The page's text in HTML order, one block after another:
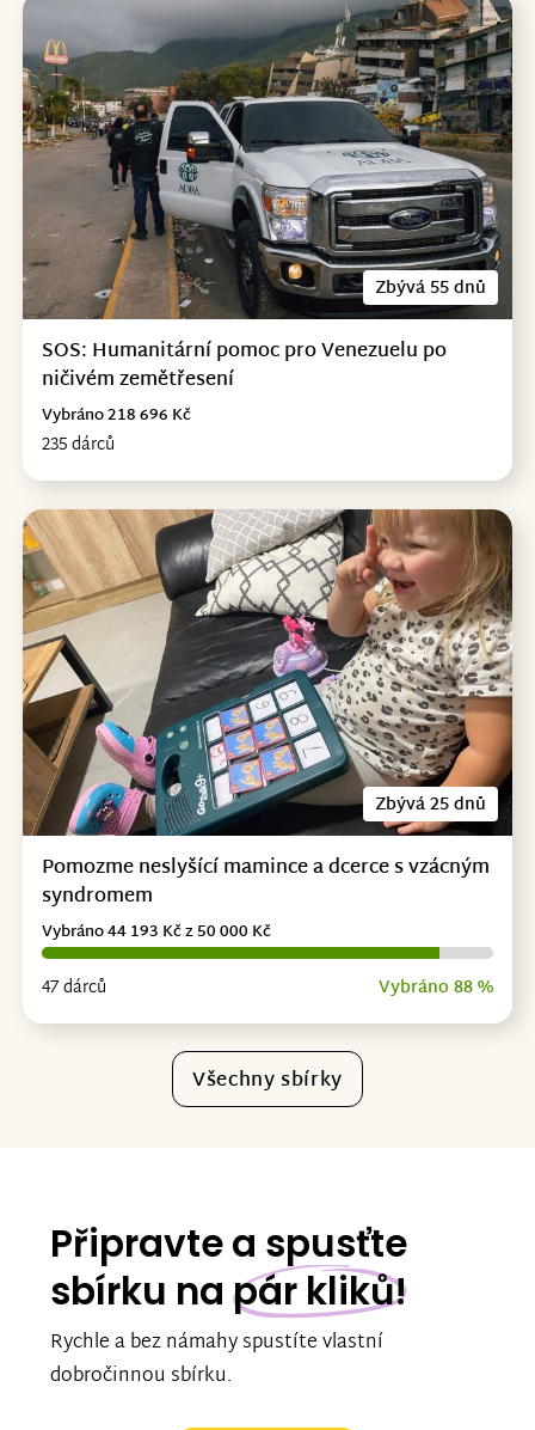
Zbývá 55 dnů
SOS: Humanitární pomoc pro Venezuelu po
ničivém zemětřesení
235 dárců
Vybráno 218 696 Kč
Zbývá 25 dnů
Pomozme neslyšící mamince a dcerce s vzácným
syndromem
47 dárců Vybráno 88 %
Vybráno 44 193 Kč z 50 000 Kč
Všechny sbírky
Připravte a spusťte
sbírku na pár kliků!
Rychle a bez námahy spustíte vlastní
dobročinnou sbírku.